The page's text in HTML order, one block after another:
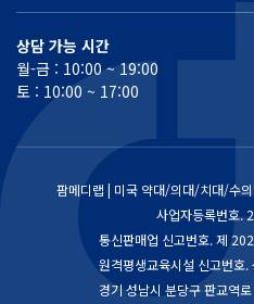
상담 가능 시간
월-금 : 10:00 ~ 19:00
토 : 10:00 ~ 17:00
팜메디랩 | 미국 약대/의대/치대/수
사업자등록번호.
통신판매업 신고번호.제
원격평생교육시설 신고번호
경기 성남시 분당구 판교역